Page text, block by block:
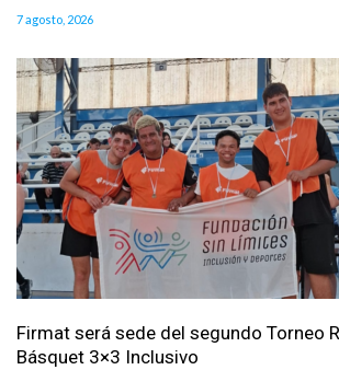
7 agosto, 2026
Firmat será sede del segundo Torneo
Básquet 3×3 Inclusivo